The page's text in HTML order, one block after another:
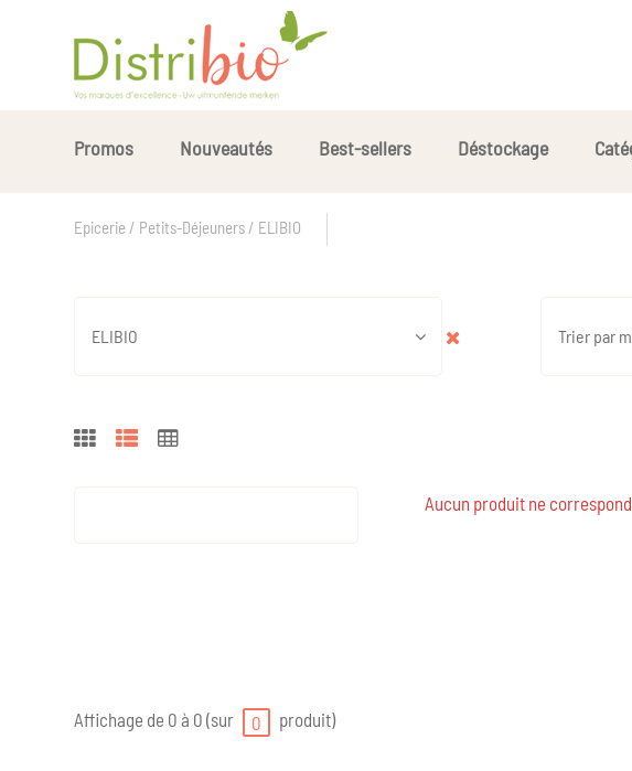
Promos Nouveautés Best-sellers Déstockage
Epicerie / Petits-Déjeuners / ELIBIO
ELIBIO Trier par
Aucun produit ne
Affichage de 0 à 0 (sur 0 produit)